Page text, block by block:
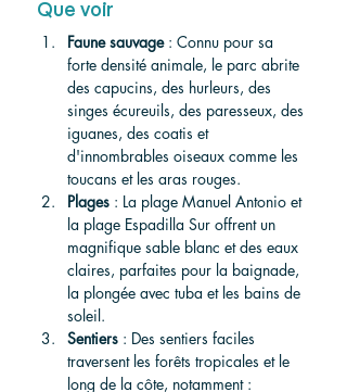
Que voir
Faune sauvage : Connu pour sa
forte densité animale, le parc abrite
des capucins, des hurleurs, des
singes écureuils, des paresseux, des
iguanes, des coatis et
d'innombrables oiseaux comme les
toucans et les aras rouges.
Plages : La plage Manuel Antonio et
la plage Espadilla Sur offrent un
magnifique sable blanc et des eaux
claires, parfaites pour la baignade,
la plongée avec tuba et les bains de
soleil.
Sentiers : Des sentiers faciles
traversent les forêts tropicales et le
long de la côte, notamment :